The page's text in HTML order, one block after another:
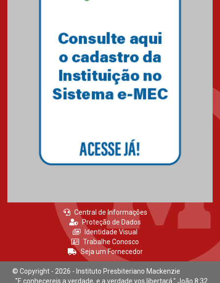
Central de Informações
Proteção de Dados
Identidade Visual
Trabalhe Conosco
Seja um Fornecedor
© Copyright - 2026 - Instituto Presbiteriano Mackenzie
"E conhecereis a verdade, e a verdade vos libertará." João 8:32